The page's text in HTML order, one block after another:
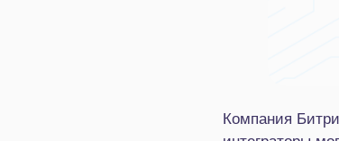
Компания